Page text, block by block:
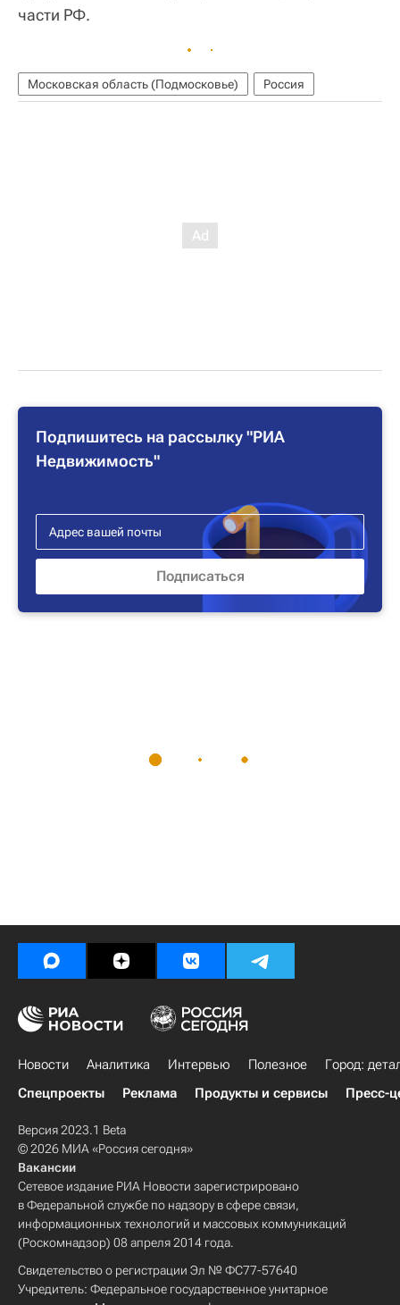
части РФ.
Московская область (Подмосковье) Россия
Подпишитесь на рассылку "РИА
Недвижимость"
Новости Аналитика Интервью Полезное
Город:
Спецпроекты
Реклама Продукты и сервисы Пресс-
Версия 2023.1 Beta
© 2026 МИА «Россия сегодня»
Вакансии
Сетевое издание РИА Новости зарегистрировано
в Федеральной службе по надзору в сфере связи,
информационных технологий и массовых коммуникаций
(Роскомнадзор) 08 апреля 2014 года.
Свидетельство о регистрации Эл № ФС77-57640
Учредитель: Федеральное государственное унитарное